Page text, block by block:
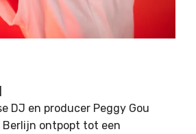
DJ en producer Peggy Gou
ontpopt tot een